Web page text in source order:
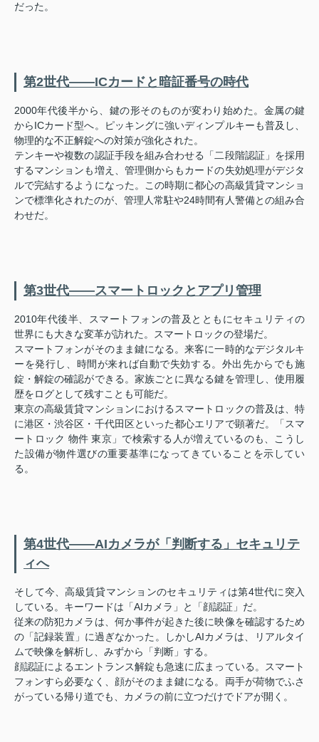
だった。
第2世代——ICカードと暗証番号の時代
2000年代後半から、鍵の形そのものが変わり始めた。金属の鍵
からICカード型へ。ピッキングに強いディンプルキーも普及し、
物理的な不正解錠への対策が強化された。
テンキーや複数の認証手段を組み合わせる「二段階認証」を採用
するマンションも増え、管理側からもカードの失効処理がデジタ
ルで完結するようになった。この時期に都心の高級賃貸マンショ
ンで標準化されたのが、管理人常駐や24時間有人警備との組み合
わせだ。
第3世代——スマートロックとアプリ管理
2010年代後半、スマートフォンの普及とともにセキュリティの
世界にも大きな変革が訪れた。スマートロックの登場だ。
スマートフォンがそのまま鍵になる。来客に一時的なデジタルキ
ーを発行し、時間が来れば自動で失効する。外出先からでも施
錠・解錠の確認ができる。家族ごとに異なる鍵を管理し、使用履
歴をログとして残すことも可能だ。
東京の高級賃貸マンションにおけるスマートロックの普及は、特
に港区・渋谷区・千代田区といった都心エリアで顕著だ。「スマ
ートロック 物件 東京」で検索する人が増えているのも、こうし
た設備が物件選びの重要基準になってきていることを示してい
る。
第4世代——AIカメラが「判断する」セキュリテ
ィへ
そして今、高級賃貸マンションのセキュリティは第4世代に突入
している。キーワードは「AIカメラ」と「顔認証」だ。
従来の防犯カメラは、何か事件が起きた後に映像を確認するため
の「記録装置」に過ぎなかった。しかしAIカメラは、リアルタイ
ムで映像を解析し、みずから「判断」する。
顔認証によるエントランス解錠も急速に広まっている。スマート
フォンすら必要なく、顔がそのまま鍵になる。両手が荷物でふさ
がっている帰り道でも、カメラの前に立つだけでドアが開く。